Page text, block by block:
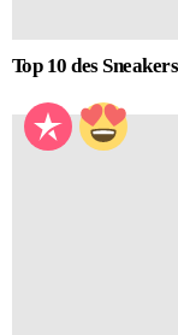
Top 10 des